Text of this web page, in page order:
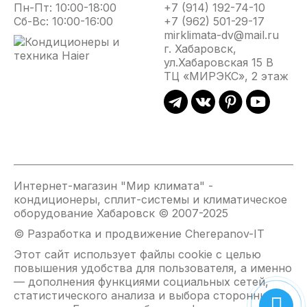
Прибор функционирует в трех режимах мощности,
обогревая помещения площадью до 60 м².
Бесперебойная работа на протяжении многих лет
достигается благодаря многоуровневой системе
безопасности, в которую входит: защитная термопара
для контроля пламени, датчики аварийного
отключения при опрокидывании и превышении уровня
углекислого газа. Кроме того, специальный фиксатор
предотвращает случайное выпадение баллона при
интерьере любого помещения, а «спрятанный» в
верхней части корпуса блок управления делает
прибор еще более привлекательным.
Газовый инфракрасный обогреватель BIGH-55
шасси он свободно перемещается по любой гладкой
поверхности.
Оборудование работает абсолютно бесшумно, а его
подключение требует минимума времени и сил –
Пн-Пт: 10:00-18:00
Сб-Вс: 10:00-16:00
+7 (914) 192-74-10
+7 (962) 501-29-17
mirklimata-dv@mail.ru
г. Хабаровск,
ул.Хабаровская 15 В
ТЦ «МИРЭКС», 2 этаж
Интернет-магазин "Мир климата" -
кондиционеры, сплит-системы и климатическое
оборудование Хабаровск © 2007-2025
© Разработка и продвижение Cherepanov-IT
Этот сайт использует файлы cookie с целью
повышения удобства для пользователя, а именно
— дополнения функциями социальных сетей,
статистического анализа и выбора сторонних